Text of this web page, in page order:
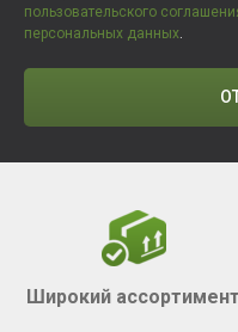
пользовательского
персональных данных
Широкий ассортимент